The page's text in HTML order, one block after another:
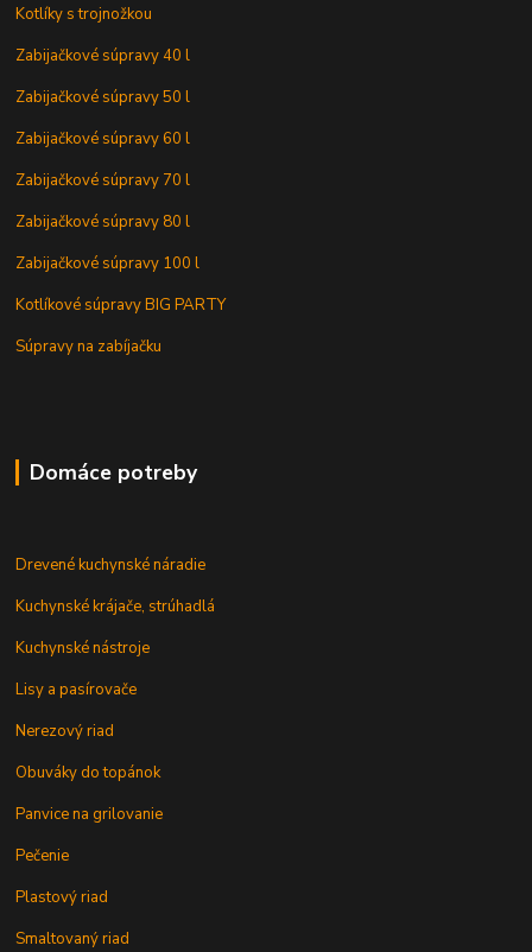
Kotlíky s trojnožkou
Zabijačkové súpravy 40 l
Zabijačkové súpravy 50 l
Zabijačkové súpravy 60 l
Zabijačkové súpravy 70 l
Zabijačkové súpravy 80 l
Zabijačkové súpravy 100 l
Kotlíkové súpravy BIG PARTY
Súpravy na zabíjačku
Domáce potreby
Drevené kuchynské náradie
Kuchynské krájače, strúhadlá
Kuchynské nástroje
Lisy a pasírovače
Nerezový riad
Obuváky do topánok
Panvice na grilovanie
Pečenie
Plastový riad
Smaltovaný riad